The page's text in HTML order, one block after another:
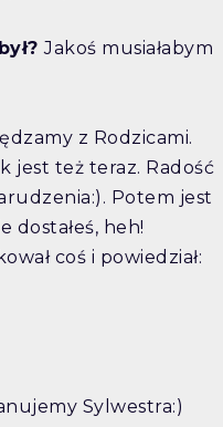
Jakoś musiałabym
z Rodzicami.
jest też teraz. Radość
Potem jest
dostałeś, heh!
coś i powiedział:
Sylwestra:)